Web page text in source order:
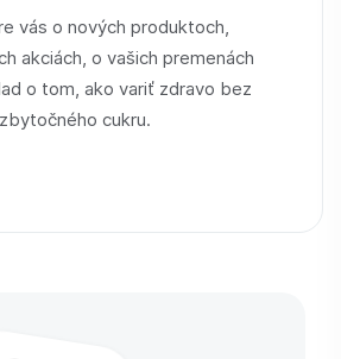
vás o nových produktoch,
akciách, o vašich premenách
o tom, ako variť zdravo bez
zbytočného cukru.